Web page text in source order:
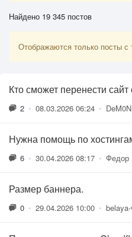
Найдено 19 345 постов
Отображаются только посты с
Кто сможет перенести
2 • 08.03.2026 06:24 • DeM0N
Нужна помощь по
6 • 30.04.2026 08:17 • Федор
Размер баннера.
0 • 29.04.2026 10:00 •